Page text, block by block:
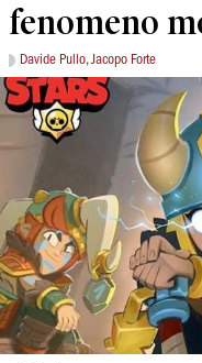
fenomeno
Davide Pullo, Jacopo Forte